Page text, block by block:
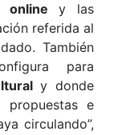
y las
referida al
También
para
y donde
propuestas e
circulando”,